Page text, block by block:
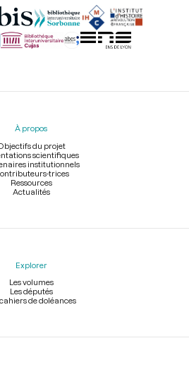
À propos
du projet
scientifiques
institutionnels
trices
Ressources
Actualités
Explorer
Les volumes
Les députés
cahiers de doléances